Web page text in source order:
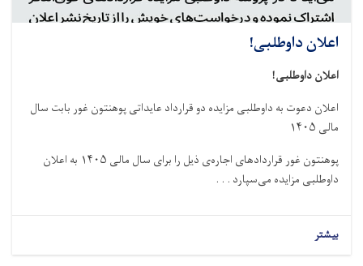
اعلان داوطلبی!
اعلان داوطلبی!
اعلان دعوت به داوطلبی مزایده دو قرارداد عایداتی پوهنتون غور بابت سال
مالی ۱۴۰۵
پوهنتون غور قراردادهای اجاره‌ی ذیل را برای سال مالی ۱۴۰۵ به اعلان
داوطلبی مزایده می‌سپارد . . .
بیشتر